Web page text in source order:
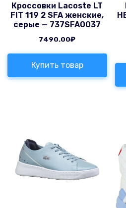
Кроссовки Lacoste LT
FIT 119 2 SFA женские,
серые — 737SFA0037
7490.00₽
Купить товар